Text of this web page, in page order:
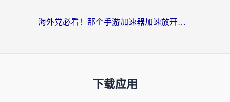
海外党必看！那个手游加速器加速放开那三国3最好？一篇解决国服游戏卡顿难题
下载应用